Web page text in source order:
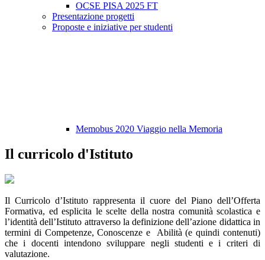
OCSE PISA 2025 FT
Presentazione progetti
Proposte e iniziative per studenti
Memobus 2020 Viaggio nella Memoria
Il curricolo d'Istituto
Il Curricolo d’Istituto rappresenta il cuore del Piano dell’Offerta
Formativa, ed esplicita le scelte della nostra comunità scolastica e
l’identità dell’Istituto attraverso la definizione dell’azione didattica in
termini di Competenze, Conoscenze e Abilità (e quindi contenuti)
che i docenti intendono sviluppare negli studenti e i criteri di
valutazione.